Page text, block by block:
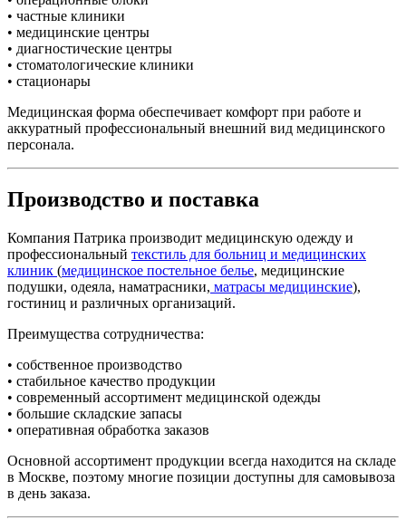
• частные клиники
• медицинские центры
• диагностические центры
• стоматологические клиники
• стационары
Медицинская форма обеспечивает комфорт при работе и
аккуратный профессиональный внешний вид медицинского
персонала.
Производство и поставка
Компания Патрика производит медицинскую одежду и
профессиональный текстиль для больниц и медицинских
клиник (медицинское постельное белье, медицинские
подушки, одеяла, наматрасники, матрасы медицинские),
гостиниц и различных организаций.
Преимущества сотрудничества:
• собственное производство
• стабильное качество продукции
• современный ассортимент медицинской одежды
• большие складские запасы
• оперативная обработка заказов
Основной ассортимент продукции всегда находится на складе
в Москве, поэтому многие позиции доступны для самовывоза
в день заказа.